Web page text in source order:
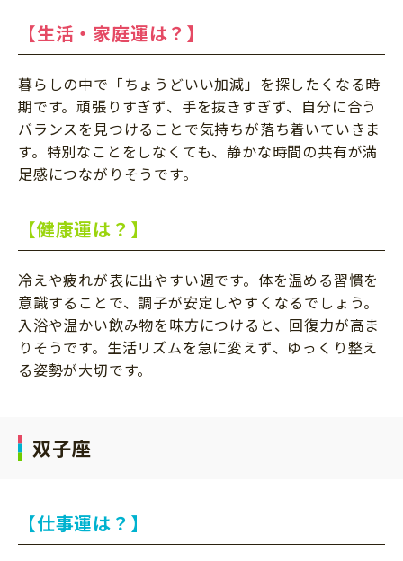
【生活・家庭運は？】
暮らしの中で「ちょうどいい加減」を探したくなる時
期です。頑張りすぎず、手を抜きすぎず、自分に合う
バランスを見つけることで気持ちが落ち着いていきま
す。特別なことをしなくても、静かな時間の共有が満
足感につながりそうです。
【健康運は？】
冷えや疲れが表に出やすい週です。体を温める習慣を
意識することで、調子が安定しやすくなるでしょう。
入浴や温かい飲み物を味方につけると、回復力が高ま
りそうです。生活リズムを急に変えず、ゆっくり整え
る姿勢が大切です。
双子座
【仕事運は？】